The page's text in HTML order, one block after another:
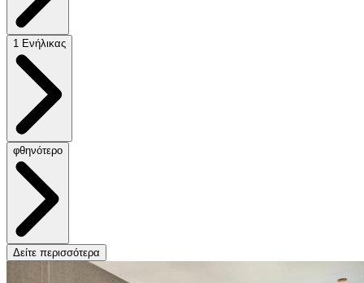
1 Ενήλικας
φθηνότερο
Δείτε περισσότερα